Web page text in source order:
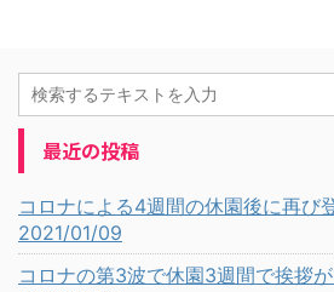
最近の投稿
コロナによる4週間の休園後に再び
2021/01/09
コロナの第3波で休園3週間で挨拶